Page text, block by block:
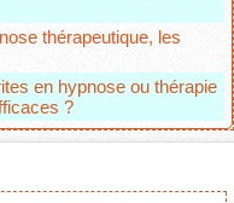
thérapeutique, les
en hypnose ou thérapie
?